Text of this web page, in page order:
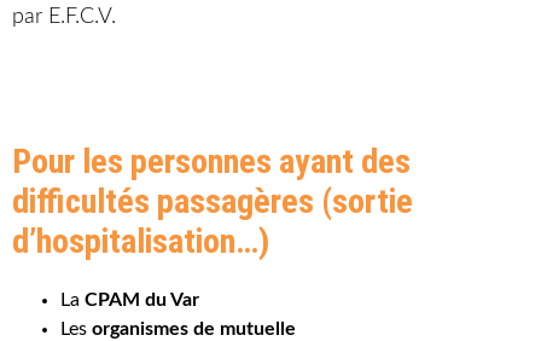
par E.F.C.V.
Pour les personnes ayant des
difficultés passagères (sortie
d’hospitalisation…)
La CPAM du Var
Les organismes de mutuelle